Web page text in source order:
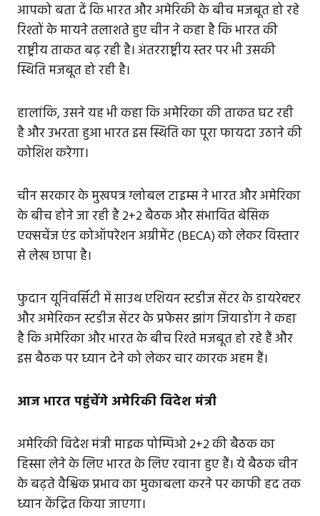
आपको बता दें कि भारत और अमेरिकी के बीच मजबूत हो रहे
रिश्तों के मायने तलाशते हुए चीन ने कहा है कि भारत की
राष्ट्रीय ताकत बढ़ रही है। अंतरराष्ट्रीय स्तर पर भी उसकी
स्थिति मजबूत हो रही है।
हालांकि, उसने यह भी कहा कि अमेरिका की ताकत घट रही
है और उभरता हुआ भारत इस स्थिति का पूरा फायदा उठाने की
कोशिश करेगा।
चीन सरकार के मुखपत्र ग्लोबल टाइम्स ने भारत और अमेरिका
के बीच होने जा रही है 2+2 बैठक और संभावित बेसिक
एक्सचेंज एंड कोऑपरेशन अग्रीमेंट (BECA) को लेकर विस्तार
से लेख छापा है।
फुदान यूनिवर्सिटी में साउथ एशियन स्टडीज सेंटर के डायरेक्टर
और अमेरिकन स्टडीज सेंटर के प्रफेसर झांग जियाडोंग ने कहा
है कि अमेरिका और भारत के बीच रिश्ते मजबूत हो रहे हैं और
इस बैठक पर ध्यान देने को लेकर चार कारक अहम हैं।
आज भारत पहुंचेंगे अमेरिकी विदेश मंत्री
अमेरिकी विदेश मंत्री माइक पोम्पिओ 2+2 की बैठक का
हिस्सा लेने के लिए भारत के लिए रवाना हुए हैं। ये बैठक चीन
के बढ़ते वैश्विक प्रभाव का मुकाबला करने पर काफी हद तक
ध्यान केंद्रित किया जाएगा।